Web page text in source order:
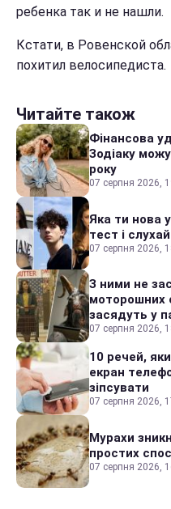
ребенка так и не нашли.
Кстати, в Ровенской
похитил велосипедиста.
Читайте також
Фінансова
Зодіаку
року
07 серпня 2026,
Яка ти нова
тест і
07 серпня 2026,
З ними не
моторошних
засядуть у
07 серпня 2026,
10 речей,
екран
зіпсувати
07 серпня 2026,
Мурахи
простих
07 серпня 2026,